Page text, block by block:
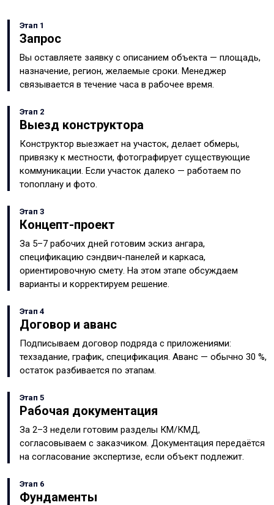
Этап 1
Запрос
Вы оставляете заявку с описанием объекта — площадь,
назначение, регион, желаемые сроки. Менеджер
связывается в течение часа в рабочее время.
Этап 2
Выезд конструктора
Конструктор выезжает на участок, делает обмеры,
привязку к местности, фотографирует существующие
коммуникации. Если участок далеко — работаем по
топоплану и фото.
Этап 3
Концепт-проект
За 5–7 рабочих дней готовим эскиз ангара,
спецификацию сэндвич-панелей и каркаса,
ориентировочную смету. На этом этапе обсуждаем
варианты и корректируем решение.
Этап 4
Договор и аванс
Подписываем договор подряда с приложениями:
техзадание, график, спецификация. Аванс — обычно 30 %,
остаток разбивается по этапам.
Этап 5
Рабочая документация
За 2–3 недели готовим разделы КМ/КМД,
согласовываем с заказчиком. Документация передаётся
на согласование экспертизе, если объект подлежит.
Этап 6
Фундаменты